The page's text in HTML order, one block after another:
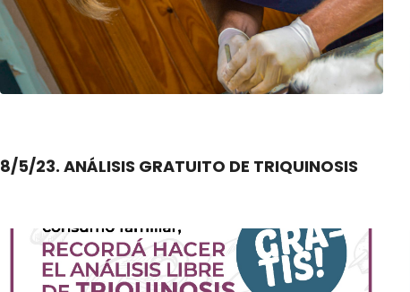
8/5/23. ANÁLISIS GRATUITO DE TRIQUINOSIS